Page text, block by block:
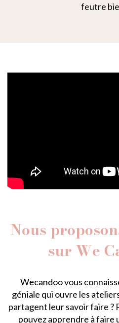
feutre
Nous
sur We
Wecandoo vous
géniale qui ouvre les
partagent leur savoir faire ?
pouvez apprendre à faire